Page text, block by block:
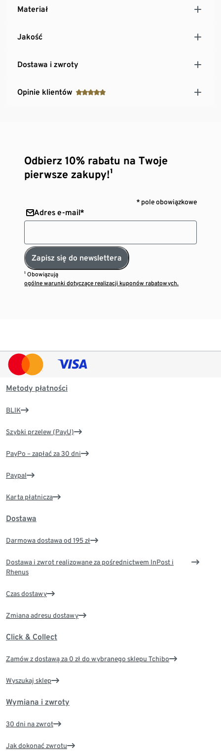
Materiał
Jakość
Dostawa i zwroty
Opinie klientów
Odbierz 10% rabatu na Twoje
pierwsze zakupy!¹
* pole obowiązkowe
Adres e-mail*
Zapisz się do newslettera
¹ Obowiązują
ogólne warunki dotyczące realizacji kuponów rabatowych.
Metody płatności
BLIK
Szybki przelew (PayU)
PayPo – zapłać za 30 dni
Paypal
Karta płatnicza
Dostawa
Darmowa dostawa od 195 zł
Dostawa i zwrot realizowane za pośrednictwem InPost i
Rhenus
Czas dostawy
Zmiana adresu dostawy
Click & Collect
Zamów z dostawą za 0 zł do wybranego sklepu Tchibo
Wyszukaj sklep
Wymiana i zwroty
30 dni na zwrot
Jak dokonać zwrotu